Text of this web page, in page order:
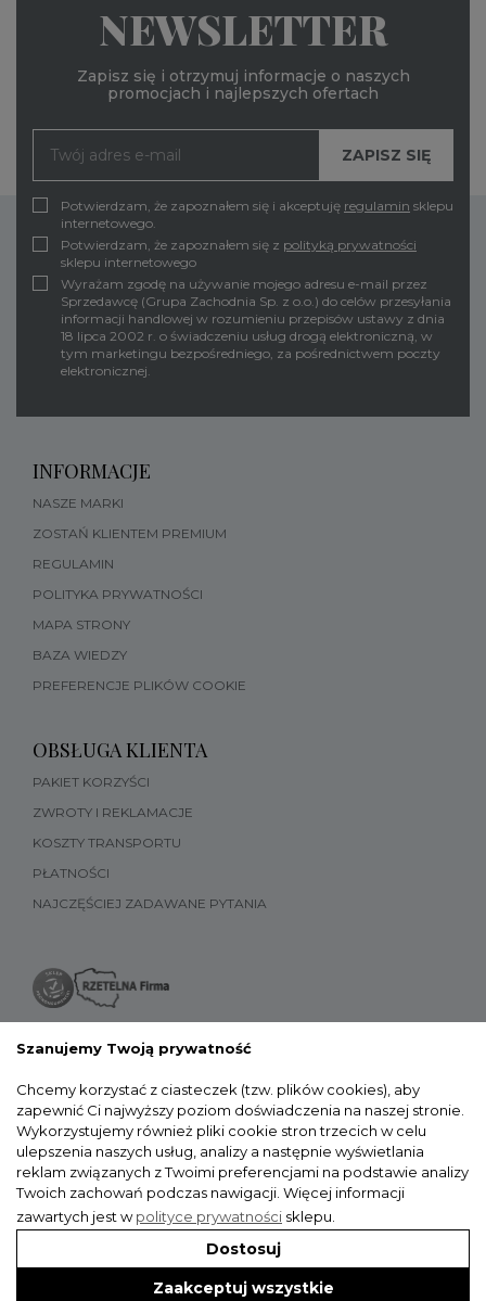
NEWSLETTER
Zapisz się i otrzymuj informacje o naszych
promocjach i najlepszych ofertach
Potwierdzam, że zapoznałem się i akceptuję regulamin sklepu
internetowego.
Potwierdzam, że zapoznałem się z polityką prywatności
sklepu internetowego
Wyrażam zgodę na używanie mojego adresu e-mail przez
Sprzedawcę (Grupa Zachodnia Sp. z o.o.) do celów przesyłania
informacji handlowej w rozumieniu przepisów ustawy z dnia
18 lipca 2002 r. o świadczeniu usług drogą elektroniczną, w
tym marketingu bezpośredniego, za pośrednictwem poczty
elektronicznej.
INFORMACJE
NASZE MARKI
ZOSTAŃ KLIENTEM PREMIUM
REGULAMIN
POLITYKA PRYWATNOŚCI
MAPA STRONY
BAZA WIEDZY
PREFERENCJE PLIKÓW COOKIE
OBSŁUGA KLIENTA
PAKIET KORZYŚCI
ZWROTY I REKLAMACJE
KOSZTY TRANSPORTU
PŁATNOŚCI
NAJCZĘŚCIEJ ZADAWANE PYTANIA
Szanujemy Twoją prywatność
Chcemy korzystać z ciasteczek (tzw. plików cookies), aby
zapewnić Ci najwyższy poziom doświadczenia na naszej stronie.
Wykorzystujemy również pliki cookie stron trzecich w celu
ulepszenia naszych usług, analizy a następnie wyświetlania
reklam związanych z Twoimi preferencjami na podstawie analizy
Twoich zachowań podczas nawigacji. Więcej informacji
zawartych jest wpolityce prywatności sklepu.
Dostosuj
Zaakceptuj wszystkie